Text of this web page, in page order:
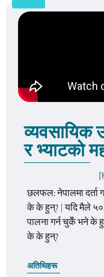
व्यवसायिक
र भ्याटको
छलफल: नेपालमा दर्ता
के के हुन्? | यदि मैले ५०
पालना गर्न चुकेँ भने के
के के हुन्?
अतिथिहरू